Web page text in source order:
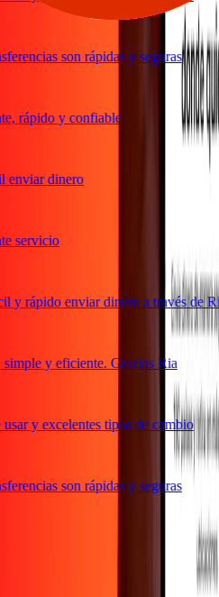
son rápidas y seguras
rápido y confiable
dinero
servicio
rápido enviar dinero a través de Ria
y eficiente. Gracias Ria
y excelentes tipos de cambio
son rápidas y seguras